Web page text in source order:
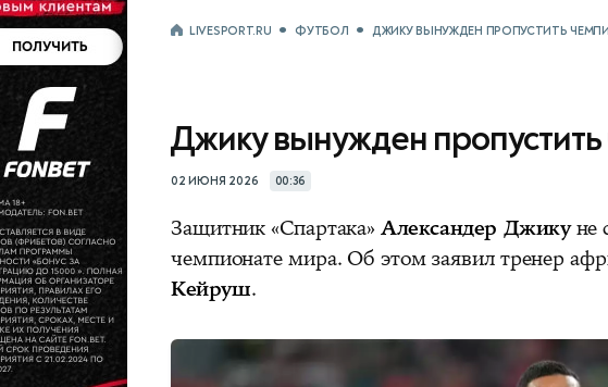
LIVESPORT.RU ФУТБОЛ ДЖИКУ ВЫНУЖДЕН ПРОПУСТИТЬ
Джику вынужден
02 ИЮНЯ 2026 00:36
Защитник «Спартака»Александер Джикуне
чемпионате мира. Об этом заявил тренер
Кейруш.